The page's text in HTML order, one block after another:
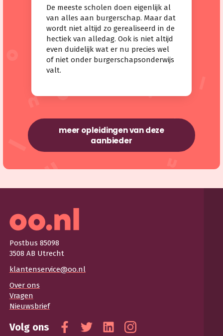
De meeste scholen doen eigenlijk al
van alles aan burgerschap. Maar dat
wordt niet altijd zo gerealiseerd in de
hectiek van alledag. Ook is niet altijd
even duidelijk wat er nu precies wel
of niet onder burgerschapsonderwijs
valt.
meer opleidingen van deze
aanbieder
Postbus 85098
3508 AB Utrecht
klantenservice@oo.nl
Over ons
Vragen
Nieuwsbrief
Volg ons